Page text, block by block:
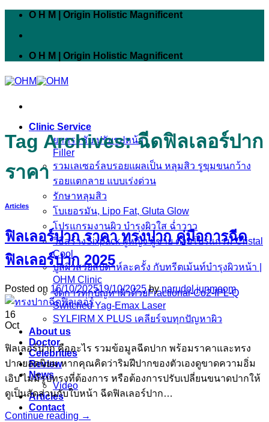
Skip
content
O H M | Origin Holistic Magnificent
O H M | Origin Holistic Magnificent
Clinic Service
ยกกระชับ ปรับรูปหน้า
Filler
รวมเลเซอร์ลบรอยแผลเป็น หลุมสิว รูขุมขนกว้าง
รอยแตกลาย แบบเร่งด่วน
รักษาหลุมสิว
โบเยอรมัน, Lipo Fat, Gluta Glow
โปรแกรมงานผิว บำรุงผิวใส ฉ่ำวาว
วิธีสร้างSixpack ผู้หญิง ผู้ชาย ด้วยโปรแกรม Cristal
Cool
บูสผิวสวยสัปดาห์ละครั้ง กับทรีตเม้นท์บำรุงผิวหน้า |
OHM Clinic
จัดการทุกปัญหาผิวด้วยFractional-Co2-IPL-Q
Switched Yag-Emax Laser
SYLFIRM X PLUS เคลียร์จบทุกปัญหาผิว
About us
Doctor
Celebrities
Review
News
Video
Articles
Contact
Tag Archives:ฉีดฟิลเลอร์ปาก
ราคา
Articles
ฟิลเลอร์ปาก ราคา ทรงปาก คู่มือการฉีด
ฟิลเลอร์ปาก 2025
Posted on 16/10/202519/10/2025 bynarudol junmoom
16
Oct
ฟิลเลอร์ปาก คืออะไร รวมข้อมูลฉีดปาก พร้อมราคาและทรง
ปากยอดนิยม หากคุณคิดว่าริมฝีปากของตัวเองดูขาดความอิ่ม
เอิบ ไม่มีรูปทรงที่ต้องการ หรือต้องการปรับเปลี่ยนขนาดปากให้
ดูเป็นสัดส่วนกับใบหน้า ฉีดฟิลเลอร์ปาก…
Continue reading →